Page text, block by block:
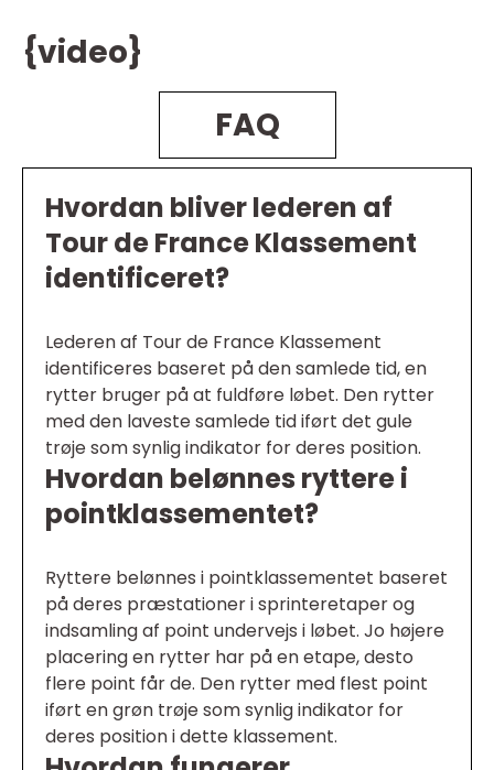
{video}
FAQ
Hvordan bliver lederen af
Tour de France Klassement
identificeret?
Lederen af Tour de France Klassement
identificeres baseret på den samlede tid, en
rytter bruger på at fuldføre løbet. Den rytter
med den laveste samlede tid iført det gule
trøje som synlig indikator for deres position.
Hvordan belønnes ryttere i
pointklassementet?
Ryttere belønnes i pointklassementet baseret
på deres præstationer i sprinteretaper og
indsamling af point undervejs i løbet. Jo højere
placering en rytter har på en etape, desto
flere point får de. Den rytter med flest point
iført en grøn trøje som synlig indikator for
deres position i dette klassement.